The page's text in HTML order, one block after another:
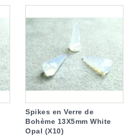
Spikes en Verre de
Bohème 13X5mm White
Opal (X10)